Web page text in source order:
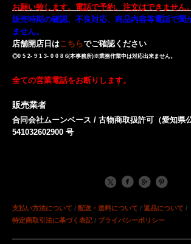
お願い致します。電話で予約、注文はできません。
販売時期の確認、不良対応、商品内容等電話で聞
ません。
店舗開店日はこちらでご確認ください
◎0 5 2- 9 1 3- 0 0 8 6(本事務所)※業務作業中は対応出来ません。
全ての営業電話をお断りします。
販売業者
合同会社ムーンベース / 古物商取扱許可（愛知
541032602900 号
支払い方法について / 配送・送料について / 返品について /
特定商取引法に基づく表記/ プライバシーポリシー